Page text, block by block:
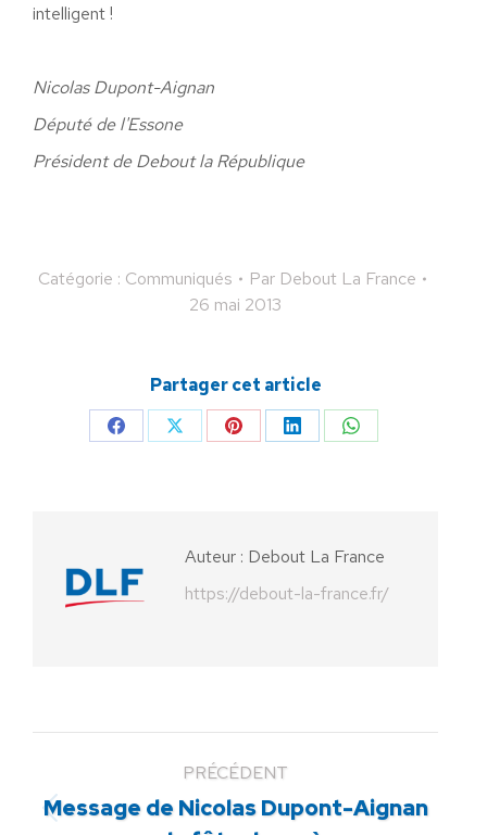
intelligent !
Nicolas Dupont-Aignan
Député de l'Essone
Président de Debout la République
Catégorie : Communiqués Par Debout La France
26 mai 2013
Partager cet article
PartagerPartagerPartagerPartagerPartager
Auteur : Debout La France
https://debout-la-france.fr/
PRÉCÉDENT
Article
Message de Nicolas Dupont-Aignan